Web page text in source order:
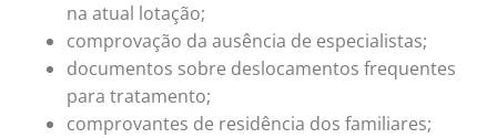
na atual lotação;
comprovação da ausência de especialistas;
documentos sobre deslocamentos frequentes
para tratamento;
comprovantes de residência dos familiares;